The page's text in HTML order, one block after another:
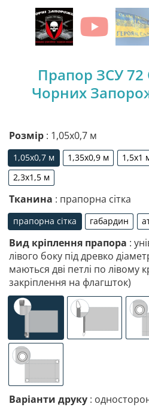
Прапор ЗСУ 72
Чорних
Розмір : 1,05х0,7 м
1,05х0,7 м
1,05х0,7 м
1,35х0,9 м
1,35х0,9 м
1,5х1
2,3х1,5 м
2,3х1,5 м
Тканина : прапорна сітка
прапорна сітка
прапорна сітка
габардин
габардин
Вид кріплення прапора :
лівого боку під древко
маються дві петлі по лівому
закріплення на флагшток)
Варіанти друку :